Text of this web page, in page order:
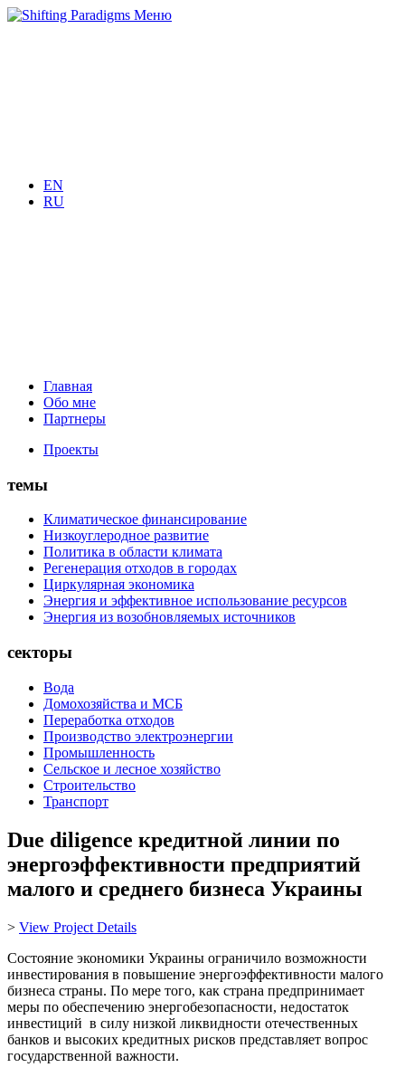
Меню
EN
RU
Главная
Обо мне
Партнеры
Проекты
темы
Климатическое финансирование
Низкоуглеродное развитие
Политика в области климата
Регенерация отходов в городах
Циркулярная экономика
Энергия и эффективное использование ресурсов
Энергия из возобновляемых источников
секторы
Вода
Домохозяйства и МСБ
Переработка отходов
Производство электроэнергии
Промышленность
Сельское и лесное хозяйство
Строительство
Транспорт
Due diligence кредитной линии по
энергоэффективности предприятий
малого и среднего бизнеса Украины
> View Project Details
Состояние экономики Украины ограничило возможности
инвестирования в повышение энергоэффективности малого
бизнеса страны. По мере того, как страна предпринимает
меры по обеспечению энергобезопасности, недостаток
инвестиций в силу низкой ликвидности отечественных
банков и высоких кредитных рисков представляет вопрос
государственной важности.